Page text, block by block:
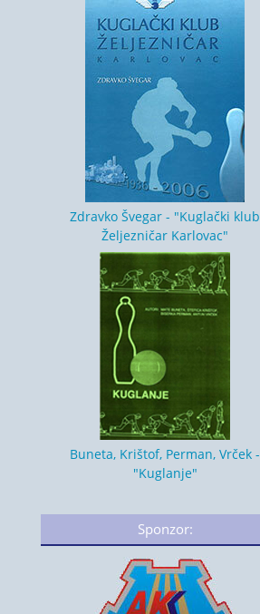
Zdravko Švegar - "Kuglački klub
Željezničar Karlovac"
Buneta, Krištof, Perman, Vrček -
"Kuglanje"
Sponzor: